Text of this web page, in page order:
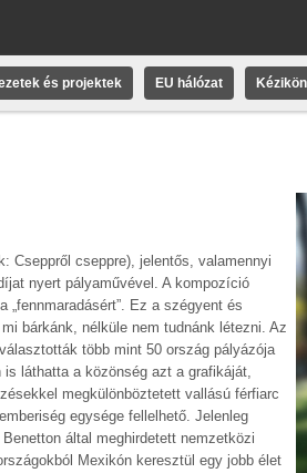
és projektek EU hálózat
Cseppről cseppre), jelentős, valamennyi
nyert pályaművével. A kompozíció
Ez a szégyent és
bárkánk, nélküle nem tudnánk létezni. Az
több mint 50 ország pályázója
is láthatta a közönség azt a grafikáját,
megkülönböztetett vallású férfiarc
egysége fellelhető. Jelenleg
által meghirdetett nemzetközi
Mexikón keresztül egy jobb élet